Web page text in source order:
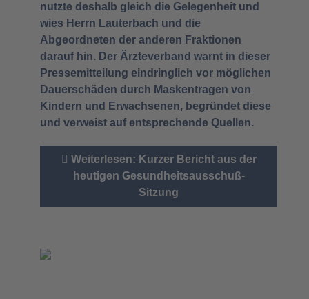
nutzte deshalb gleich die Gelegenheit und
wies Herrn Lauterbach und die
Abgeordneten der anderen Fraktionen
darauf hin. Der Ärzteverband warnt in dieser
Pressemitteilung eindringlich vor möglichen
Dauerschäden durch Maskentragen von
Kindern und Erwachsenen, begründet diese
und verweist auf entsprechende Quellen.
Weiterlesen: Kurzer Bericht aus der
heutigen Gesundheitsausschuß-
Sitzung